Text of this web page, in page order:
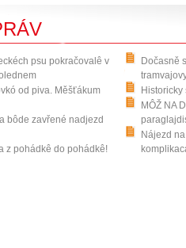
psu pokračovalê v
od piva. Měšťákum
bôde zavřené nadjezd
z pohádkê do pohádkê!
Dočasně
MÔŽ NA
Nájezd